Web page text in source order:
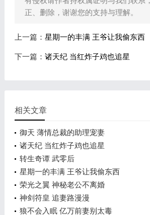
正、删除，谢谢您的支持与理解。
上一篇： 星期一的丰满 王爷让我偷东西
下一篇： 诸天纪 当红炸子鸡也追星
相关文章
御天 薄情总裁的助理宠妻
诸天纪 当红炸子鸡也追星
转生奇谭 武零后
星期一的丰满 王爷让我偷东西
荣光之翼 神秘老公不离婚
神剑符皇 追妻路漫漫
狼不会入眠 亿万前妻别太毒